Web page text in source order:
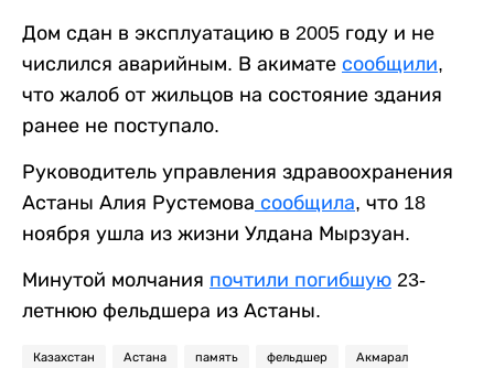
Дом сдан в эксплуатацию в 2005 году и не
числился аварийным. В акимате сообщили,
что жалоб от жильцов на состояние здания
ранее не поступало.
Руководитель управления здравоохранения
Астаны Алия Рустемова сообщила, что 18
ноября ушла из жизни Улдана Мырзуан.
Минутой молчания почтили погибшую 23-
летнюю фельдшера из Астаны.
Казахстан Астана память фельдшер Акмарал